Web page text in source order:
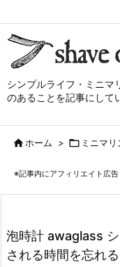
シンプルライフ・ミニマ
のあることを記事にして
ホーム >  ミニマリ
※記事内にアフィリエイト広
泡時計 awaglass
される時間を忘れ